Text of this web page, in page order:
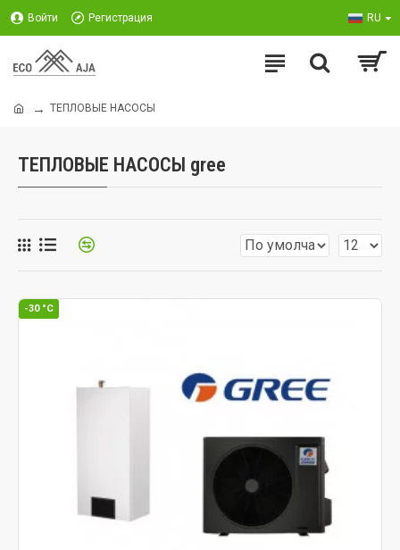
Войти Регистрация RU
ТЕПЛОВЫЕ НАСОСЫ
ТЕПЛОВЫЕ НАСОСЫ gree
-30 °C